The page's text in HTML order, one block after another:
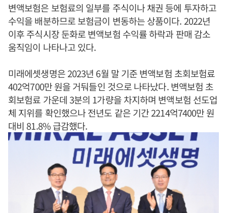
변액보험은 보험료의 일부를 주식이나 채권 등에 투자하고
수익을 배분하므로 보험금이 변동하는 상품이다. 2022년
이후 주식시장 둔화로 변액보험 수익률 하락과 판매 감소
움직임이 나타나고 있다.
미래에셋생명은 2023년 6월 말 기준 변액보험 초회보험료
402억700만 원을 거둬들인 것으로 나타났다. 변액보험 초
회보험료 가운데 3분의 1가량을 차지하며 변액보험 선도업
체 지위를 확인했으나 전년도 같은 기간 2214억7400만 원
대비 81.8% 급감했다.